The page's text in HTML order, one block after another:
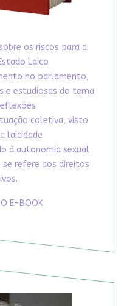
os riscos para a
Laico
no parlamento,
e estudiosas do tema
coletiva, visto
laicidade
à autonomia sexual
refere aos direitos
O E-BOOK